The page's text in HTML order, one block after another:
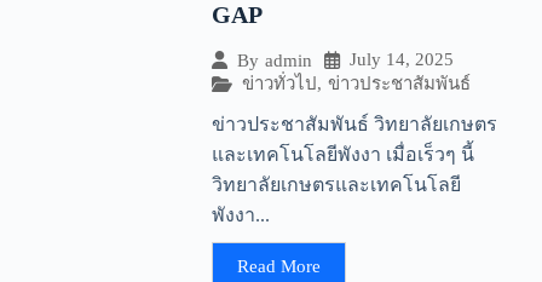
GAP
By admin
July 14, 2025
ข่าวทั่วไป , ข่าวประชาสัมพันธ์
ข่าวประชาสัมพันธ์ วิทยาลัยเกษตร
และเทคโนโลยีพังงา เมื่อเร็วๆ นี้
วิทยาลัยเกษตรและเทคโนโลยี
พังงา...
Read More